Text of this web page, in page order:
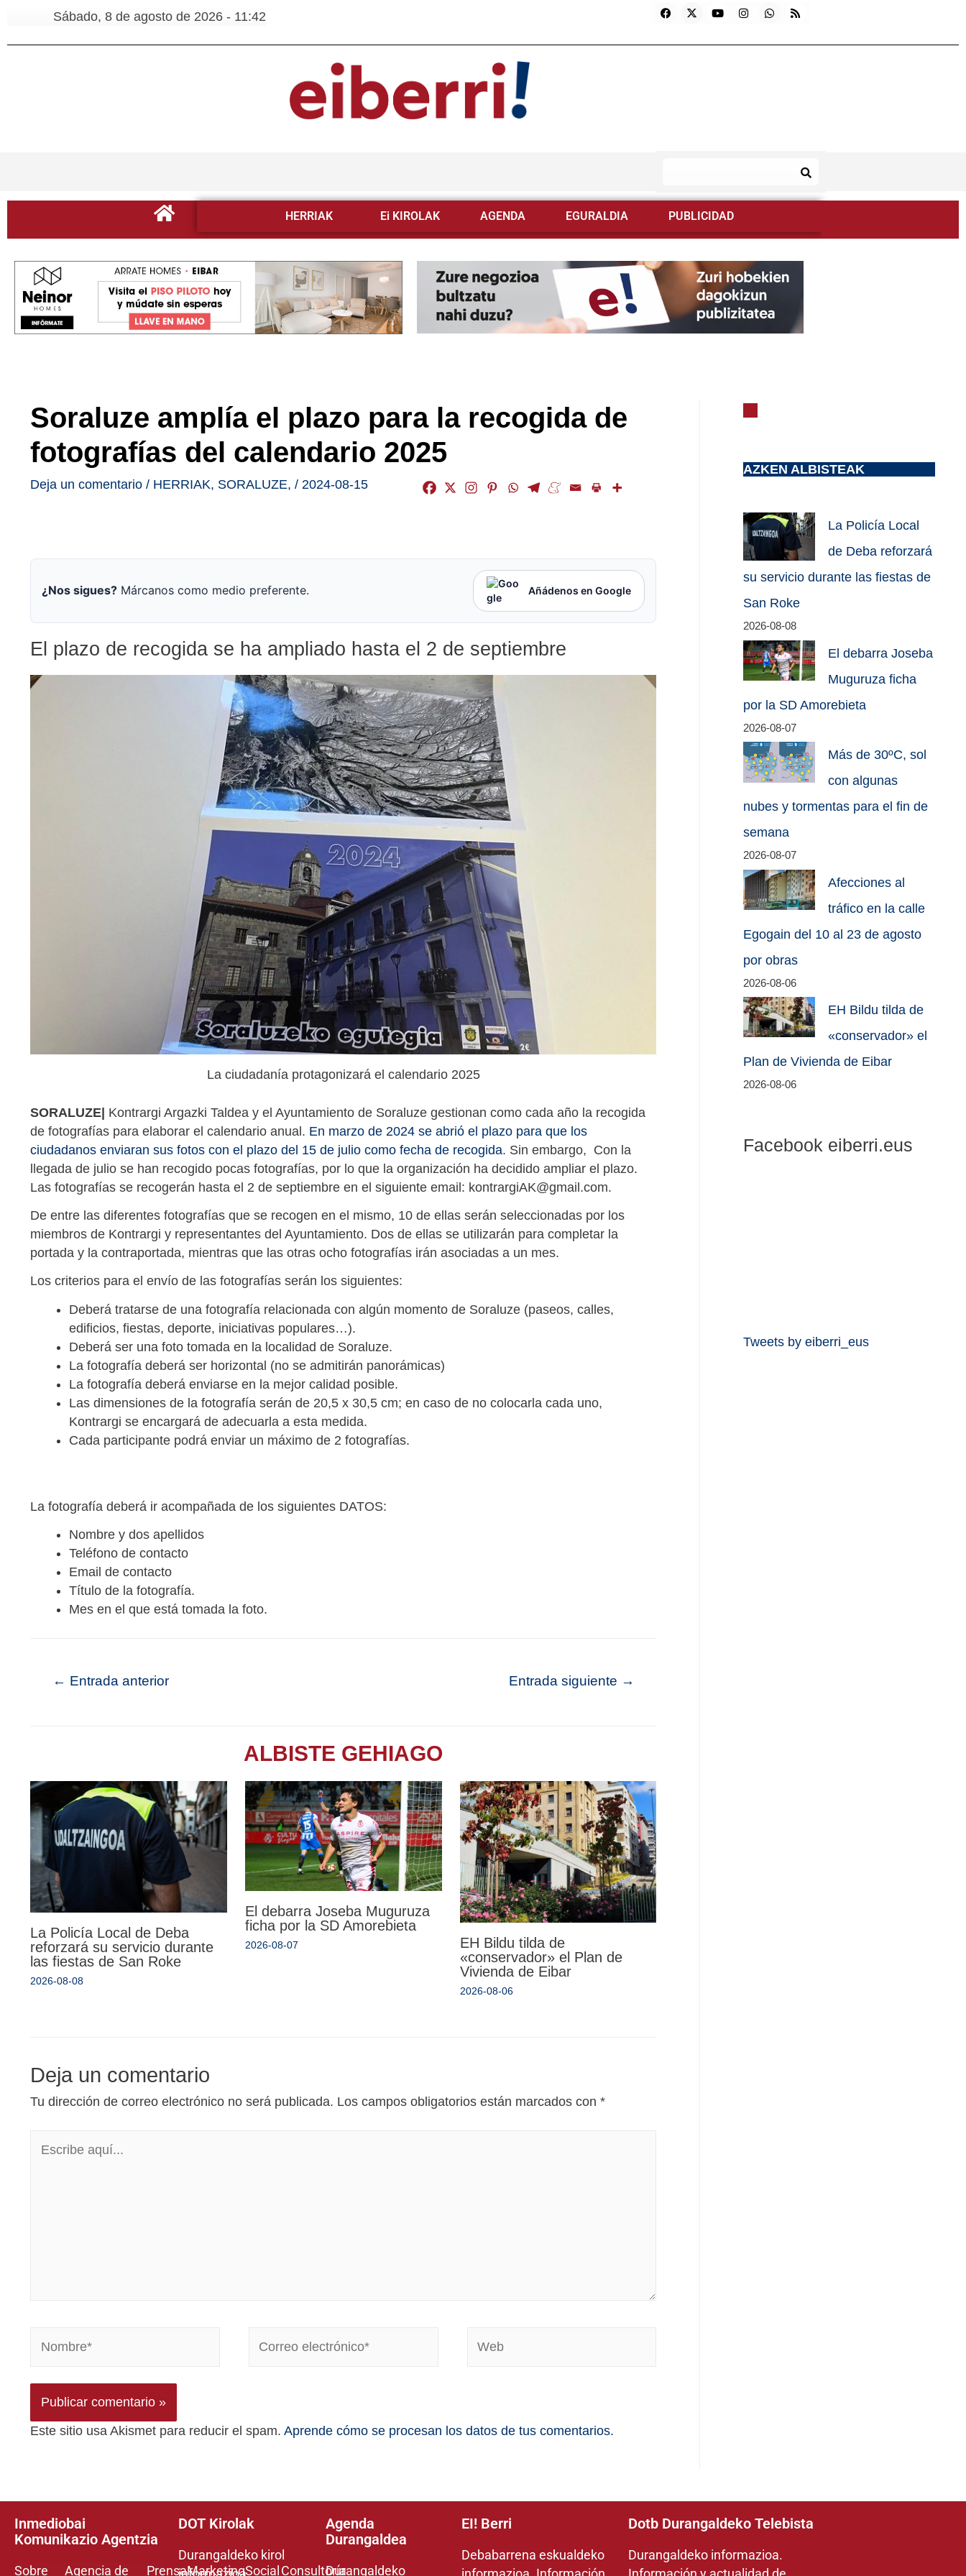
Sábado, 8 de agosto de 2026 - 11:42
HERRIAK Ei KIROLAK AGENDA EGURALDIA PUBLICIDAD
Soraluze amplía el plazo para la recogida de
fotografías del calendario 2025
Deja un comentario / HERRIAK, SORALUZE, / 2024-08-15
¿Nos sigues? Márcanos como medio preferente. Añádenos en Google
El plazo de recogida se ha ampliado hasta el 2 de septiembre
La ciudadanía protagonizará el calendario 2025
SORALUZE| Kontrargi Argazki Taldea y el Ayuntamiento de Soraluze gestionan como cada año la recogida
de fotografías para elaborar el calendario anual. En marzo de 2024 se abrió el plazo para que los
ciudadanos enviaran sus fotos con el plazo del 15 de julio como fecha de recogida. Sin embargo, Con la
llegada de julio se han recogido pocas fotografías, por lo que la organización ha decidido ampliar el plazo.
Las fotografías se recogerán hasta el 2 de septiembre en el siguiente email: kontrargiAK@gmail.com.
De entre las diferentes fotografías que se recogen en el mismo, 10 de ellas serán seleccionadas por los
miembros de Kontrargi y representantes del Ayuntamiento. Dos de ellas se utilizarán para completar la
portada y la contraportada, mientras que las otras ocho fotografías irán asociadas a un mes.
Los criterios para el envío de las fotografías serán los siguientes:
Deberá tratarse de una fotografía relacionada con algún momento de Soraluze (paseos, calles,
edificios, fiestas, deporte, iniciativas populares…).
Deberá ser una foto tomada en la localidad de Soraluze.
La fotografía deberá ser horizontal (no se admitirán panorámicas)
La fotografía deberá enviarse en la mejor calidad posible.
Las dimensiones de la fotografía serán de 20,5 x 30,5 cm; en caso de no colocarla cada uno,
Kontrargi se encargará de adecuarla a esta medida.
Cada participante podrá enviar un máximo de 2 fotografías.
La fotografía deberá ir acompañada de los siguientes DATOS:
Nombre y dos apellidos
Teléfono de contacto
Email de contacto
Título de la fotografía.
Mes en el que está tomada la foto.
← Entrada anterior Entrada siguiente →
ALBISTE GEHIAGO
La Policía Local de Deba
reforzará su servicio durante
las fiestas de San Roke
2026-08-08
El debarra Joseba Muguruza
ficha por la SD Amorebieta
2026-08-07
EH Bildu tilda de
«conservador» el Plan de
Vivienda de Eibar
2026-08-06
Deja un comentario
Tu dirección de correo electrónico no será publicada. Los campos obligatorios están marcados con *
Este sitio usa Akismet para reducir el spam. Aprende cómo se procesan los datos de tus comentarios.
AZKEN ALBISTEAK
La Policía Local
de Deba reforzará
su servicio durante las fiestas de
San Roke
2026-08-08
El debarra Joseba
Muguruza ficha
por la SD Amorebieta
2026-08-07
Más de 30ºC, sol
con algunas
nubes y tormentas para el fin de
semana
2026-08-07
Afecciones al
tráfico en la calle
Egogain del 10 al 23 de agosto
por obras
2026-08-06
EH Bildu tilda de
«conservador» el
Plan de Vivienda de Eibar
2026-08-06
Facebook eiberri.eus
Tweets by eiberri_eus
Inmediobai
Komunikazio Agentzia
Sobre Agencia de PrensaMarketingSocial Consultoría
DOT Kirolak
Durangaldeko kirol
Agenda
Durangaldea
Durangaldeko
EI! Berri
Debabarrena eskualdeko
Dotb Durangaldeko Telebista
Durangaldeko informazioa.